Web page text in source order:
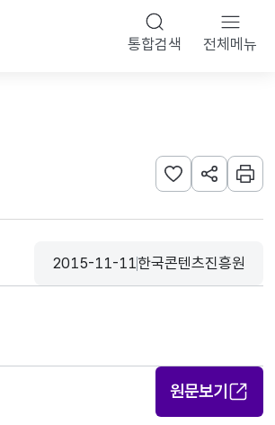
통합검색 전체메뉴
관심사 등록하기
URL 공유하
인쇄
등록일
2015-11-11
수집기관
한국콘텐츠진흥원
원문보기